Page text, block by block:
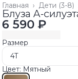
Дети (3-8)
Главная ›
Блуза А-
6 590 ₽
Размер
4T
Цвет: Мятный